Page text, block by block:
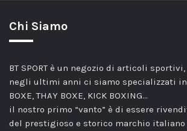
Chi Siamo
BT SPORT è un negozio di articoli
negli ultimi anni ci siamo specializzati
BOXE, THAY BOXE, KICK BOXING…
il nostro primo “vanto” è di essere
del prestigioso e storico marchio italiano